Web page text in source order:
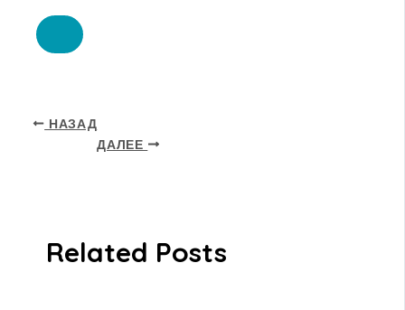
НАЗАД
ДАЛЕЕ
Related Posts